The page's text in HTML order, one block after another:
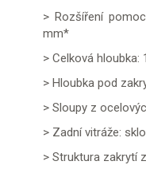
> Rozšíření
mm*
> Celková hloubka:
> Hloubka pod
> Sloupy z
> Zadní vitráže:
> Struktura zakrytí